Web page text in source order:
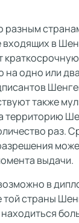
разным
входящих в
на одно или
также
территорию
раз.
выдачи.
в
той страны